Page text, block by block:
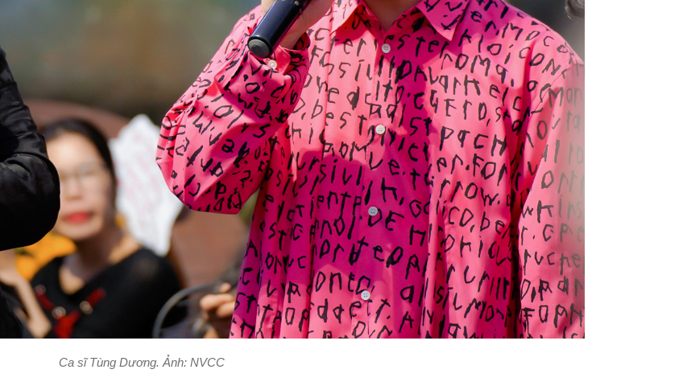
Ca sĩ Tùng Dương. Ảnh: NVCC